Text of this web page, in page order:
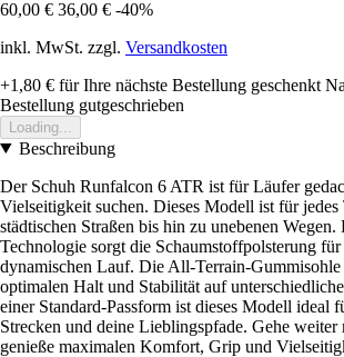
60,00 € 36,00 € -40%
inkl. MwSt. zzgl. Versandkosten
+1,80 € für Ihre nächste Bestellung geschenkt
Bestellung gutgeschrieben
Loading...
Beschreibung
Der Schuh Runfalcon 6 ATR ist für Läufer
Vielseitigkeit suchen. Dieses Modell ist für jedes
städtischen Straßen bis hin zu unebenen
Technologie sorgt die Schaumstoffpolsterung für
dynamischen Lauf. Die All-Terrain-Gummisohle
optimalen Halt und Stabilität auf
einer Standard-Passform ist dieses Modell ideal
Strecken und deine Lieblingspfade. Gehe weiter
genieße maximalen Komfort, Grip und